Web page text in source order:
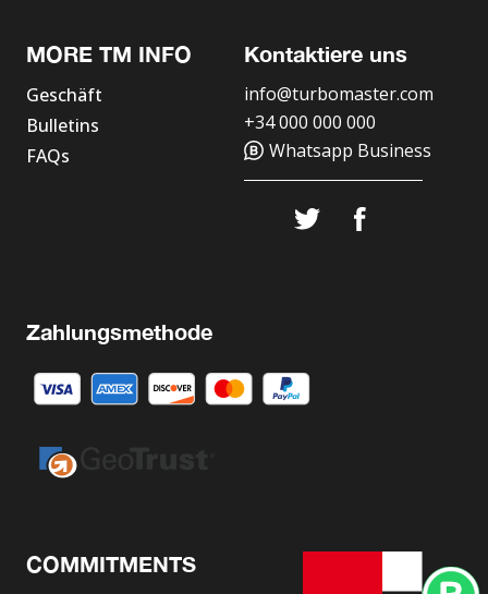
MORE TM INFO
Geschäft
Bulletins
FAQs
Kontaktiere uns
info@turbomaster.com
+34 000 000 000
Whatsapp Business
COMMITMENTS
Zahlungsmethode